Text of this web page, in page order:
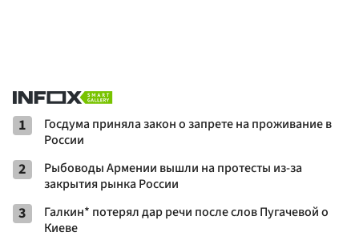
1
Госдума приняла закон о запрете на проживание в
России
2
Рыбоводы Армении вышли на протесты из-за
закрытия рынка России
3
Галкин* потерял дар речи после слов Пугачевой о
Киеве